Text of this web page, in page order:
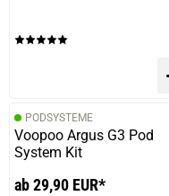
PODSYSTEME
Voopoo Argus G3 Pod
System Kit
ab 29,90 EUR*